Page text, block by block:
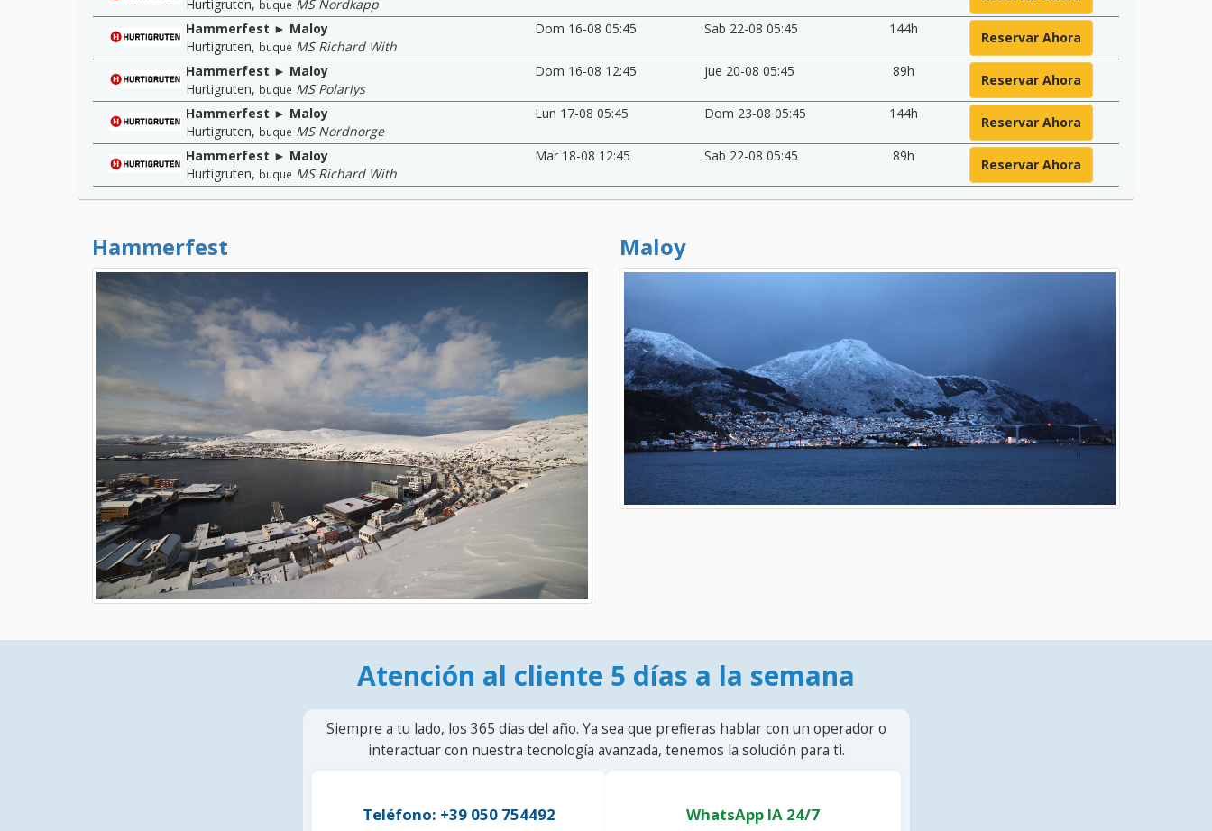
Hurtigruten, buque MS Nordkapp
Hammerfest ► Maloy
Hurtigruten, buque MS Richard With
Dom 16-08 05:45 Sab 22-08 05:45 144h
Reservar Ahora
Hammerfest ► Maloy
Hurtigruten, buque MS Polarlys
Dom 16-08 12:45 jue 20-08 05:45 89h
Reservar Ahora
Hammerfest ► Maloy
Hurtigruten, buque MS Nordnorge
Lun 17-08 05:45 Dom 23-08 05:45 144h
Reservar Ahora
Hammerfest ► Maloy
Hurtigruten, buque MS Richard With
Mar 18-08 12:45 Sab 22-08 05:45 89h
Reservar Ahora
Hammerfest Maloy
Atención al cliente 5 días a la semana
Siempre a tu lado, los 365 días del año. Ya sea que prefieras hablar con un operador o
interactuar con nuestra tecnología avanzada, tenemos la solución para ti.
Teléfono: +39 050 754492 WhatsApp IA 24/7